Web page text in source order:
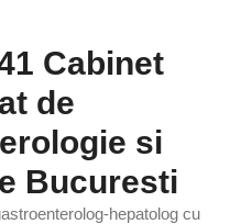
Cabinet
de
si
Bucuresti
hepatolog cu